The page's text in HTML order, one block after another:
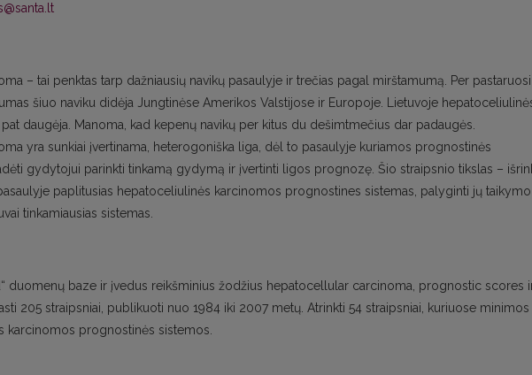
– tai penktas tarp dažniausių navikų pasaulyje ir trečias pagal mirštamumą. Per
šiuo naviku didėja Jungtinėse Amerikos Valstijose ir Europoje. Lietuvoje
daugėja. Manoma, kad kepenų navikų per kitus du dešimtmečius dar padaugės.
yra sunkiai įvertinama, heterogoniška liga, dėl to pasaulyje kuriamos prognostinės
gydytojui parinkti tinkamą gydymą ir įvertinti ligos prognozę. Šio straipsnio tikslas –
paplitusias hepatoceliulinės karcinomos prognostines sistemas, palyginti jų taikymo
tinkamiausias sistemas.
duomenų baze ir įvedus reikšminius žodžius hepatocellular carcinoma, prognostic scores
205 straipsniai, publikuoti nuo 1984 iki 2007 metų. Atrinkti 54 straipsniai, kuriuose minimos
karcinomos prognostinės sistemos.